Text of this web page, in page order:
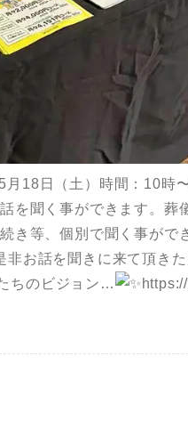
月18日（土）時間：10時
を聞く事ができます。葬
き等、個別で聞く事がで
非お話を聞きに来て頂き
ちのビジョン…